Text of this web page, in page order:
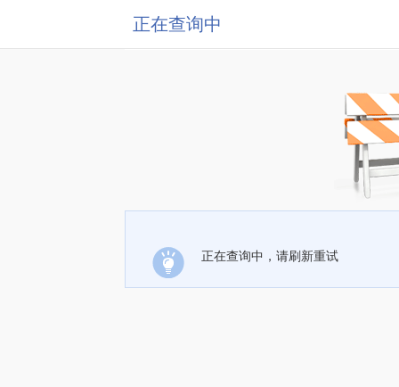
正在查询中
正在查询中，请刷新重试